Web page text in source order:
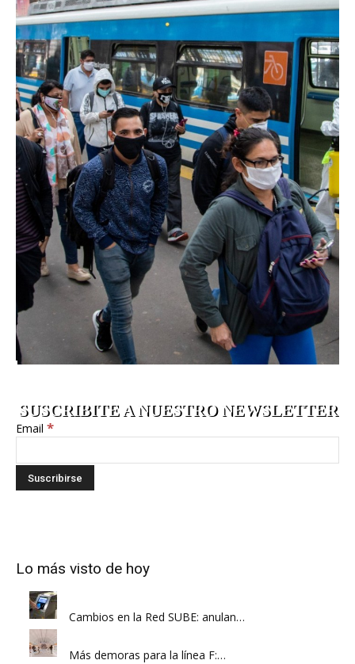
SUSCRIBITE A NUESTRO NEWSLETTER
Email *
Lo más visto de hoy
Cambios en la Red SUBE: anulan…
Más demoras para la línea F:…